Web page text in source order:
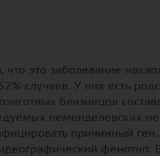
это заболевание
случаев. У них есть
близнецов
неменделевских
причинный
фенотип.